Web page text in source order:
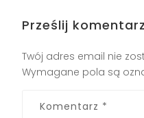
Prześlij komentarz
Twój adres email nie
Wymagane pola są